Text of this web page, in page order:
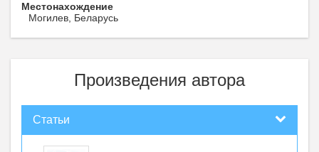
Местонахождение
Могилев, Беларусь
Произведения автора
Статьи